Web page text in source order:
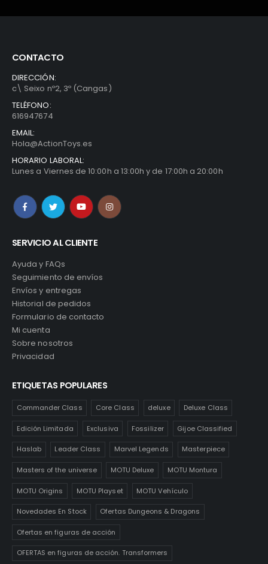
CONTACTO
DIRECCIÓN:
c\ Seixo nº2, 3º (Cangas)
TELÉFONO:
616947674
EMAIL:
Hola@ActionToys.es
HORARIO LABORAL:
Lunes a Viernes de 10:00h a 13:00h y de 17:00h a 20:00h
SERVICIO AL CLIENTE
Ayuda y FAQs
Seguimiento de envíos
Envíos y entregas
Historial de pedidos
Formulario de contacto
Mi cuenta
Sobre nosotros
Privacidad
ETIQUETAS POPULARES
Commander Class Core Class deluxe Deluxe Class
Edición Limitada Exclusiva Fossilizer Gijoe Classified
Haslab Leader Class Marvel Legends Masterpiece
Masters of the universe MOTU Deluxe MOTU Montura
MOTU Origins MOTU Playset MOTU Vehículo
Novedades En Stock Ofertas Dungeons & Dragons
Ofertas en figuras de acción
OFERTAS en figuras de acción. Transformers